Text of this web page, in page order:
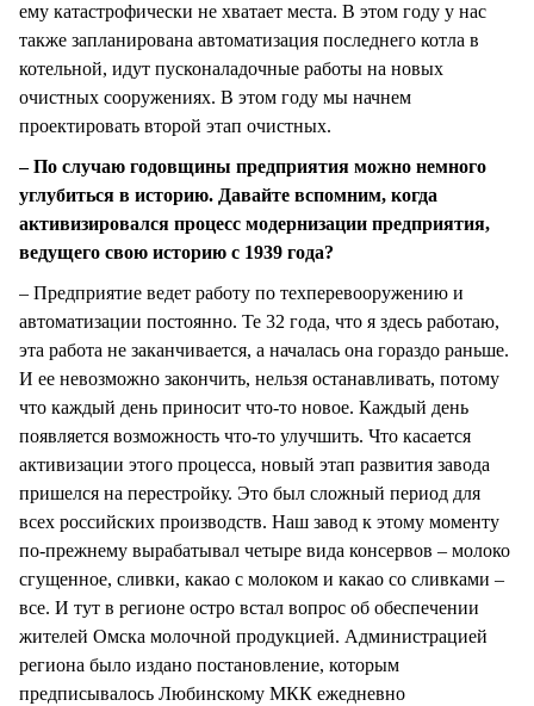
ему катастрофически не хватает места. В этом году у нас
также запланирована автоматизация последнего котла в
котельной, идут пусконаладочные работы на новых
очистных сооружениях. В этом году мы начнем
проектировать второй этап очистных.
– По случаю годовщины предприятия можно немного
углубиться в историю. Давайте вспомним, когда
активизировался процесс модернизации предприятия,
ведущего свою историю с 1939 года?
– Предприятие ведет работу по техперевооружению и
автоматизации постоянно. Те 32 года, что я здесь работаю,
эта работа не заканчивается, а началась она гораздо раньше.
И ее невозможно закончить, нельзя останавливать, потому
что каждый день приносит что-то новое. Каждый день
появляется возможность что-то улучшить. Что касается
активизации этого процесса, новый этап развития завода
пришелся на перестройку. Это был сложный период для
всех российских производств. Наш завод к этому моменту
по-прежнему вырабатывал четыре вида консервов – молоко
сгущенное, сливки, какао с молоком и какао со сливками –
все. И тут в регионе остро встал вопрос об обеспечении
жителей Омска молочной продукцией. Администрацией
региона было издано постановление, которым
предписывалось Любинскому МКК ежедневно